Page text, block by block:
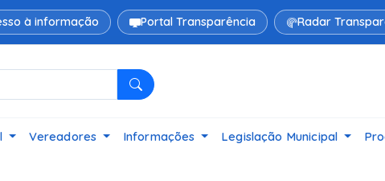
à informação Portal Transparência Radar
Pesquisar
Vereadores Informações Legislação Municipal